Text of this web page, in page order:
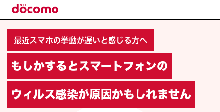
最近スマホの挙動が遅いと感じる方へ
もしかするとスマートフォンの
ウィルス感染が原因かもしれません